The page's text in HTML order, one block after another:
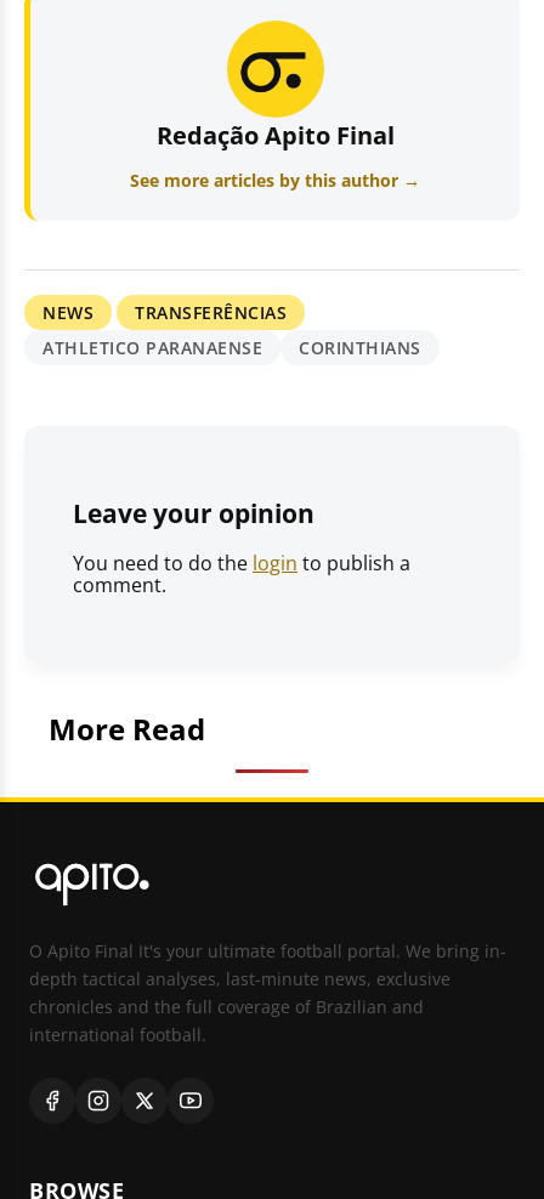
Redação Apito Final
See more articles by this author →
NEWS
TRANSFERÊNCIAS
ATHLETICO PARANAENSE
CORINTHIANS
Leave your opinion
You need to do the login to publish a
comment.
More Read
O Apito Final It's your ultimate football portal. We bring in-
depth tactical analyses, last-minute news, exclusive
chronicles and the full coverage of Brazilian and
international football.
BROWSE